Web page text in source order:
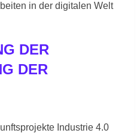
in der digitalen Welt
DER
DER
Industrie 4.0